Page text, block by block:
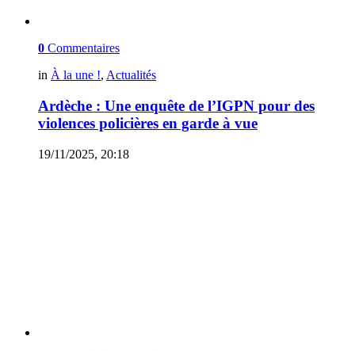
0 Commentaires
in À la une !, Actualités
Ardèche : Une enquête de l’IGPN pour des
violences policières en garde à vue
19/11/2025, 20:18